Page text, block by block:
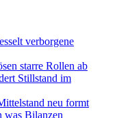
verborgene
starre Rollen ab
Stillstand im
neu formt
was Bilanzen